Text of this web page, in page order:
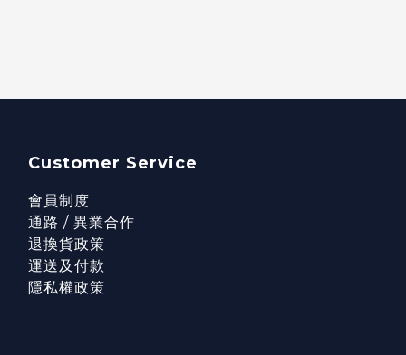
Customer Service
會員制度
通路 / 異業合作
退換貨政策
運送及付款
隱私權政策